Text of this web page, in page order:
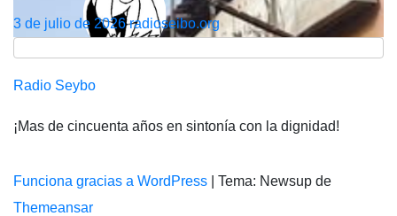
3 de julio de 2026radioseibo.org
Radio Seybo
¡Mas de cincuenta años en sintonía con la dignidad!
Funciona gracias a WordPress
Tema: Newsup de
Themeansar